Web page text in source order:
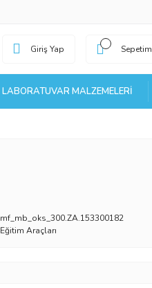
Giriş Yap Sepetim
LABORATUVAR MALZEMELERI
mf_mb_oks_300.ZA.153300182
Eğitim Araçları